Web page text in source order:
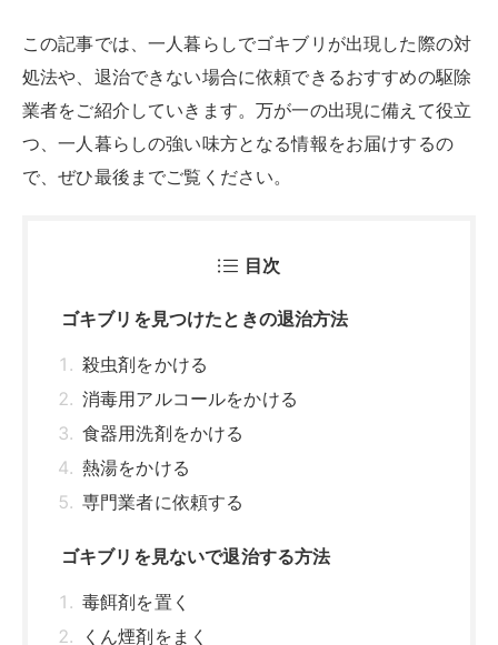
この記事では、一人暮らしでゴキブリが出現した際の対
処法や、退治できない場合に依頼できるおすすめの駆除
業者をご紹介していきます。万が一の出現に備えて役立
つ、一人暮らしの強い味方となる情報をお届けするの
で、ぜひ最後までご覧ください。
目次
ゴキブリを見つけたときの退治方法
殺虫剤をかける
消毒用アルコールをかける
食器用洗剤をかける
熱湯をかける
専門業者に依頼する
ゴキブリを見ないで退治する方法
毒餌剤を置く
くん煙剤をまく